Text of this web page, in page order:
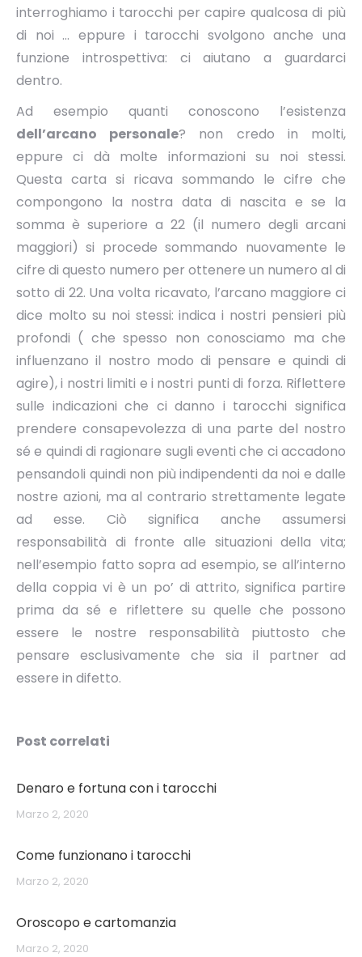
interroghiamo i tarocchi per capire qualcosa di più
di noi … eppure i tarocchi svolgono anche una
funzione introspettiva: ci aiutano a guardarci
dentro.
Ad esempio quanti conoscono l’esistenza
dell’arcano personale? non credo in molti,
eppure ci dà molte informazioni su noi stessi.
Questa carta si ricava sommando le cifre che
compongono la nostra data di nascita e se la
somma è superiore a 22 (il numero degli arcani
maggiori) si procede sommando nuovamente le
cifre di questo numero per ottenere un numero al di
sotto di 22. Una volta ricavato, l’arcano maggiore ci
dice molto su noi stessi: indica i nostri pensieri più
profondi ( che spesso non conosciamo ma che
influenzano il nostro modo di pensare e quindi di
agire), i nostri limiti e i nostri punti di forza. Riflettere
sulle indicazioni che ci danno i tarocchi significa
prendere consapevolezza di una parte del nostro
sé e quindi di ragionare sugli eventi che ci accadono
pensandoli quindi non più indipendenti da noi e dalle
nostre azioni, ma al contrario strettamente legate
ad esse. Ciò significa anche assumersi
responsabilità di fronte alle situazioni della vita;
nell’esempio fatto sopra ad esempio, se all’interno
della coppia vi è un po’ di attrito, significa partire
prima da sé e riflettere su quelle che possono
essere le nostre responsabilità piuttosto che
pensare esclusivamente che sia il partner ad
essere in difetto.
Post correlati
Denaro e fortuna con i tarocchi
Marzo 2, 2020
Come funzionano i tarocchi
Marzo 2, 2020
Oroscopo e cartomanzia
Marzo 2, 2020